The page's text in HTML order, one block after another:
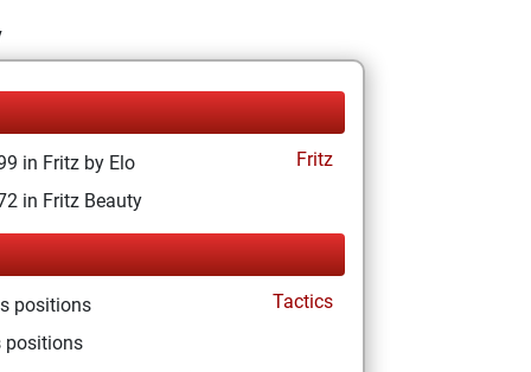
in Fritz by Elo
Fritz
in Fritz Beauty
positions
Tactics
positions